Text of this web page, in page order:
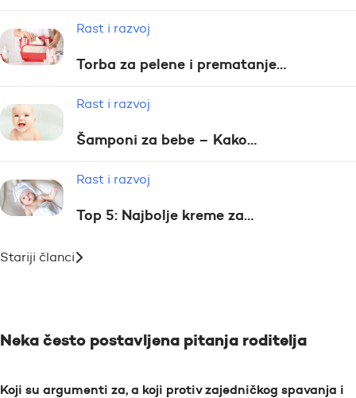
Rast i razvoj
Torba za pelene i prematanje…
Rast i razvoj
Šamponi za bebe – Kako…
Rast i razvoj
Top 5: Najbolje kreme za…
Stariji članci
Neka često postavljena pitanja roditelja
Koji su argumenti za, a koji protiv zajedničkog spavanja i